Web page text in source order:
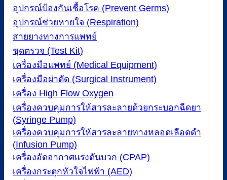
อุปกรณ์ป้องกันเชื้อโรค (Prevent Germs)
อุปกรณ์ช่วยหายใจ (Respiration)
สายยางทางการแพทย์
ชุดตรวจ (Test Kit)
เครื่องมือแพทย์ (Medical Equipment)
เครื่องมือผ่าตัด (Surgical Instrument)
เครื่อง High Flow Oxygen
เครื่องควบคุมการให้สารละลายด้วยกระบอกฉีดยา
(Syringe Pump)
เครื่องควบคุมการให้สารละลายทางหลอดเลือดดำ
(Infusion Pump)
เครื่องอัดอากาศแรงดันบวก (CPAP)
เครื่องกระตุกหัวใจไฟฟ้า (AED)